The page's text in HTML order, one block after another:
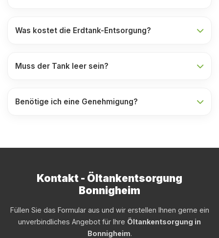
Was kostet die Erdtank-Entsorgung?
Muss der Tank leer sein?
Benötige ich eine Genehmigung?
Kontakt - Öltankentsorgung
Bonnigheim
Füllen Sie das Formular aus und wir erstellen Ihnen gerne ein
unverbindliches Angebot für Ihre Öltankentsorgung in
Bonnigheim.